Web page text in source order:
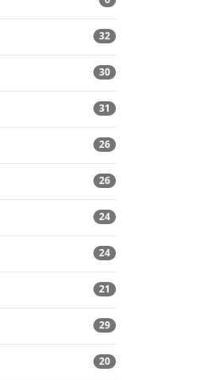
32
30
31
26
26
24
24
21
29
20